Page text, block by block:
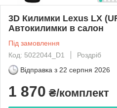
3D Килимки Lexus LX
Автокилимки в салон
Під замовлення
Код: 5022044_D1
Роздріб
Відправка з 22 серпня 2026
1 870 ₴/комплект